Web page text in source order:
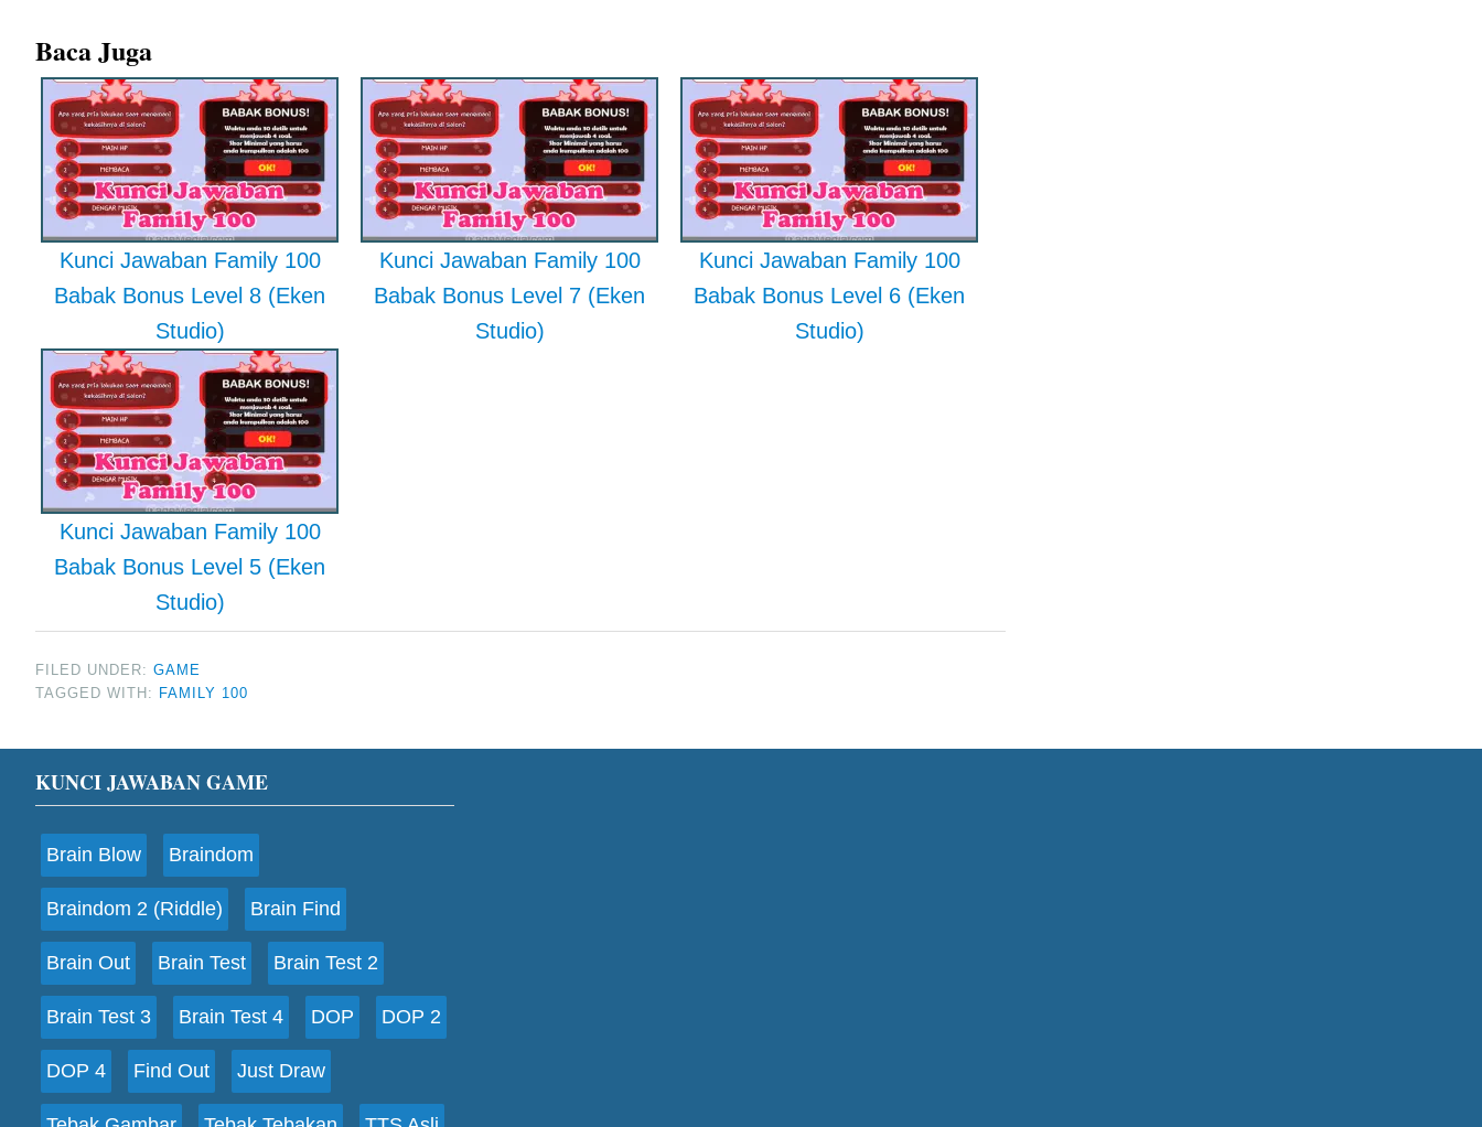
Baca Juga
Kunci Jawaban Family 100
Babak Bonus Level 8 (Eken
Studio)
Kunci Jawaban Family 100
Babak Bonus Level 7 (Eken
Studio)
Kunci Jawaban Family 100
Babak Bonus Level 6 (Eken
Studio)
Kunci Jawaban Family 100
Babak Bonus Level 5 (Eken
Studio)
FILED UNDER: GAME
TAGGED WITH: FAMILY 100
Footer
KUNCI JAWABAN GAME
Brain Blow Braindom
Braindom 2 (Riddle) Brain Find
Brain Out Brain Test Brain Test 2
Brain Test 3 Brain Test 4 DOP DOP 2
DOP 4 Find Out Just Draw